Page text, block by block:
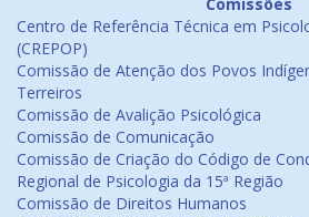
Centro de Referência Técnica em
(CREPOP)
Comissão de Atenção dos Povos
Terreiros
Comissão de Avalição Psicológica
Comissão de Comunicação
Comissão de Criação do Código de
Regional de Psicologia da 15ª Região
Comissão de Direitos Humanos